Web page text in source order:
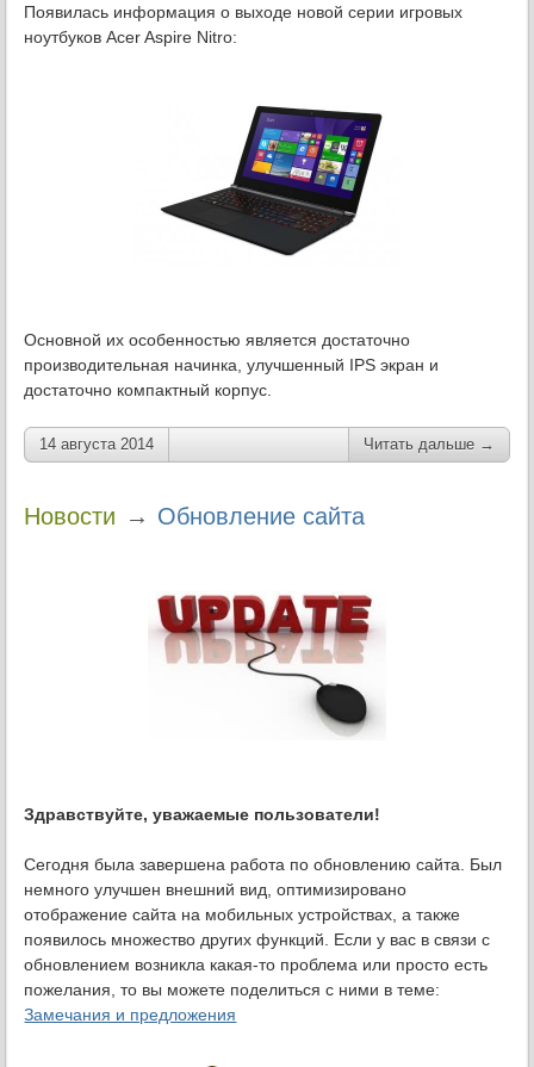
Появилась информация о выходе новой серии игровых
ноутбуков Acer Aspire Nitro:
Основной их особенностью является достаточно
производительная начинка, улучшенный IPS экран и
достаточно компактный корпус.
14 августа 2014 Читать дальше →
Новости → Обновление сайта
Здравствуйте, уважаемые пользователи!
Сегодня была завершена работа по обновлению сайта. Был
немного улучшен внешний вид, оптимизировано
отображение сайта на мобильных устройствах, а также
появилось множество других функций. Если у вас в связи с
обновлением возникла какая-то проблема или просто есть
пожелания, то вы можете поделиться с ними в теме:
Замечания и предложения